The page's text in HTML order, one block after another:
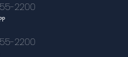
2200
2200